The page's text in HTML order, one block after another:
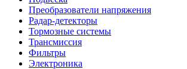
Преобразователи напряжения
Радар-детекторы
Тормозные системы
Трансмиссия
Фильтры
Электроника